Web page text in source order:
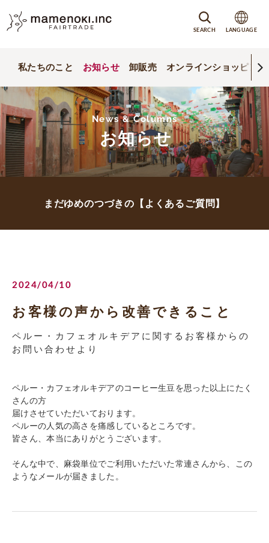
SEARCH LANGUAGE
私たちのこと お知らせ 卸販売 オンラインショッピング
News & Columns
お知らせ
まだゆめのつづきの【よくあるご質問】
2024/04/10
お客様の声から改善できること
ペルー・カフェオルキデアに関するお客様からの
お問い合わせより
ペルー・カフェオルキデアのコーヒー生豆を思った以上にたく
さんの方
届けさせていただいております。
ペルーの人気の高さを痛感しているところです。
皆さん、本当にありがとうございます。
そんな中で、麻袋単位でご利用いただいた常連さんから、この
ようなメールが届きました。